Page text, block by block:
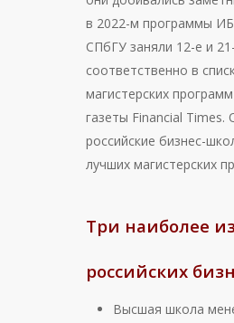
в 2022-м программы
СПбГУ заняли 12-е и
соответственно в
магистерских
газеты Financial Times.
российские бизнес-
лучших магистерских
Три наиболее
российских
Высшая школа